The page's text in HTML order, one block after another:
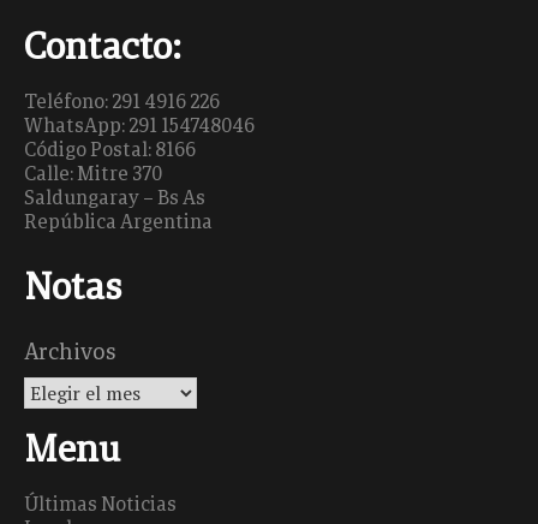
Contacto:
Teléfono: 291 4916 226
WhatsApp: 291 154748046
Código Postal: 8166
Calle: Mitre 370
Saldungaray – Bs As
República Argentina
Notas
Archivos
Menu
Últimas Noticias